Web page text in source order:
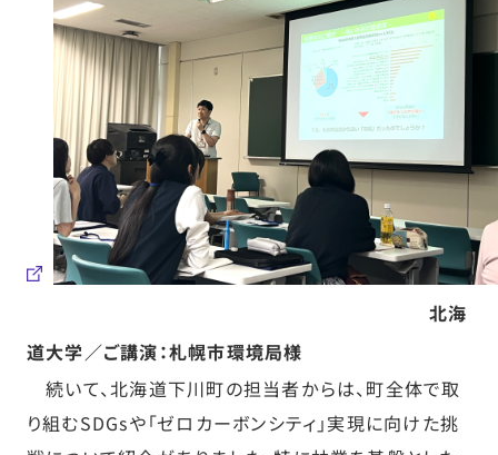
北海
道大学／ご講演：札幌市環境局様
続いて、北海道下川町の担当者からは、町全体で取
り組むSDGsや「ゼロカーボンシティ」実現に向けた挑